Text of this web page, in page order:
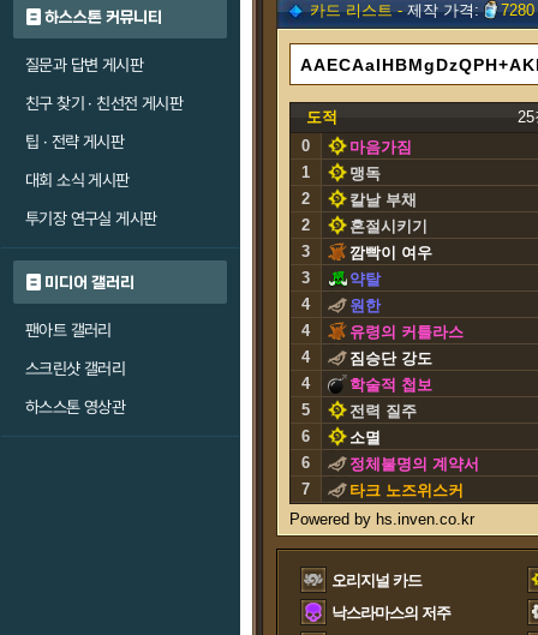
하스스톤 커뮤니티
질문과 답변 게시판
친구 찾기 · 친선전 게시판
팁 · 전략 게시판
대회 소식 게시판
투기장 연구실 게시판
미디어 갤러리
팬아트 갤러리
스크린샷 갤러리
하스스톤 영상관
카드 리스트 -제작 가격: 7280
도적
25
0
마음가짐
1
맹독
2
칼날 부채
2
혼절시키기
3
깜빡이 여우
3
약탈
4
원한
4
유령의 커틀라스
4
짐승단 강도
4
학술적 첩보
5
전력 질주
6
소멸
6
정체불명의 계약서
7
타크 노즈위스커
오리지널 카드
낙스라마스의 저주